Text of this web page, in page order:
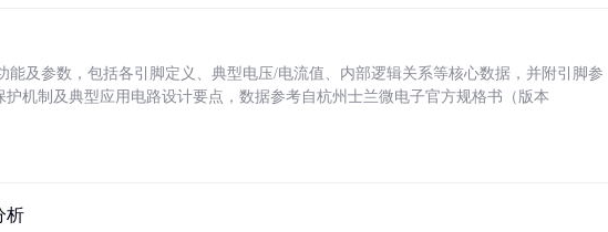
能及参数，包括各引脚定义、典型电压/电流值、内部逻辑关系等核心数据，并附引脚参
机制及典型应用电路设计要点，数据参考自杭州士兰微电子官方规格书（版本
析